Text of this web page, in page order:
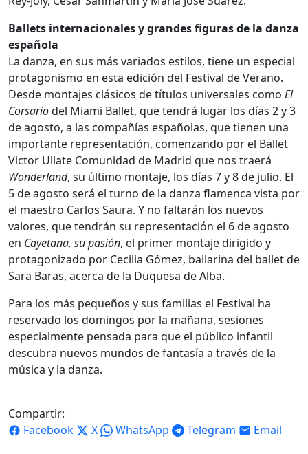
Ballets internacionales y grandes figuras de la danza
española
La danza, en sus más variados estilos, tiene un especial
protagonismo en esta edición del Festival de Verano.
Desde montajes clásicos de títulos universales como El
Corsariodel Miami Ballet, que tendrá lugar los días 2 y 3
de agosto, a las compañías españolas, que tienen una
importante representación, comenzando por el Ballet
Victor Ullate Comunidad de Madrid que nos traerá
Wonderland, su último montaje, los días 7 y 8 de julio. El
5 de agosto será el turno de la danza flamenca vista por
el maestro Carlos Saura. Y no faltarán los nuevos
valores, que tendrán su representación el 6 de agosto
en Cayetana, su pasión, el primer montaje dirigido y
protagonizado por Cecilia Gómez, bailarina del ballet de
Sara Baras, acerca de la Duquesa de Alba.
Para los más pequeños y sus familias el Festival ha
reservado los domingos por la mañana, sesiones
especialmente pensada para que el público infantil
descubra nuevos mundos de fantasía a través de la
música y la danza.
Compartir:
Facebook
X WhatsApp Telegram Email